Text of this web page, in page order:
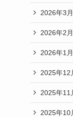
2026年3月
2026年2月
2026年1月
2025年12
2025年11
2025年10